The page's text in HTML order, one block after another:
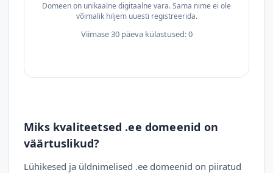
Domeen on unikaalne digitaalne vara. Sama nime ei ole
võimalik hiljem uuesti registreerida.
Viimase 30 päeva külastused: 0
Miks kvaliteetsed .ee domeenid on
väärtuslikud?
Lühikesed ja üldnimelised .ee domeenid on piiratud